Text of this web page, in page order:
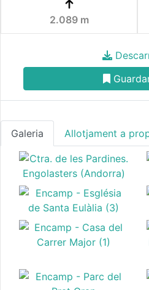
2.089 m
Galeria Allotjament a